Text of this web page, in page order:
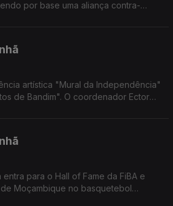
artística "Mural da Independência"
de Bandim". O coordenador Ector
entra para o Hall of Fame da FiBA e
Moçambique no basquetebol